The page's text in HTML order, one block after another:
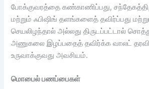
போக்குவரத்தை கண்காணிப்பது,
மற்றும் ஃபிஷிங் தளங்களைத் தவிர்ப்பது
செயலிழந்தால் அல்லது திருடப்பட்டால்
அணுகலை இழப்பதைத் தவிர்க்க வாலட்
உருவாக்குவது அவசியம்.
மொபைல் பணப்பைகள்